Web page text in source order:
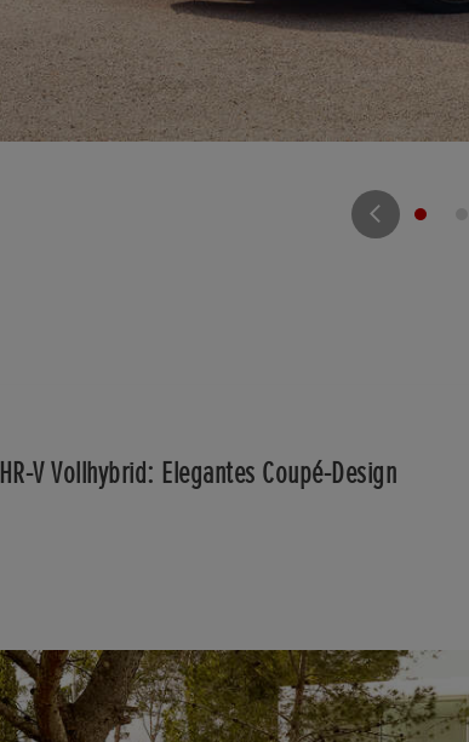
HR-V Vollhybrid: Elegantes Coupé-Design